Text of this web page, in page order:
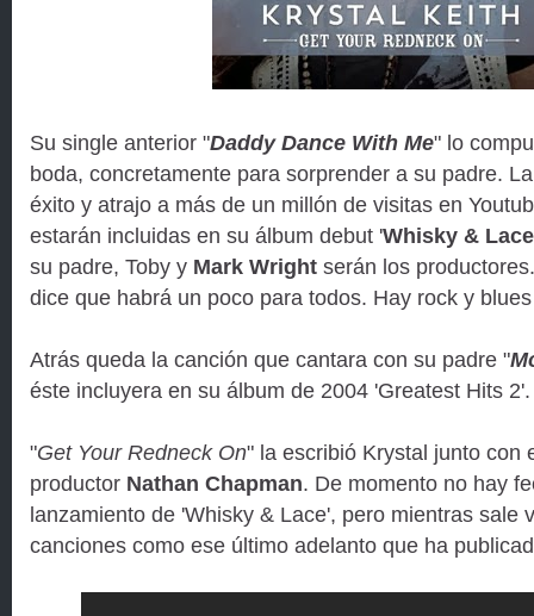
Su single anterior "Daddy Dance With Me" lo
boda, concretamente para sorprender a su padre.
éxito y atrajo a más de un millón de visitas en
estarán incluidas en su álbum debut 'Whisky & Lace
su padre, Toby y Mark Wright serán los
dice que habrá un poco para todos. Hay rock y
Atrás queda la canción que cantara con su padre "
éste incluyera en su álbum de 2004 'Greatest Hits 2'.
"Get Your Redneck On" la escribió Krystal junto con
productor Nathan Chapman. De momento no hay
lanzamiento de 'Whisky & Lace', pero mientras sale
canciones como ese último adelanto que ha